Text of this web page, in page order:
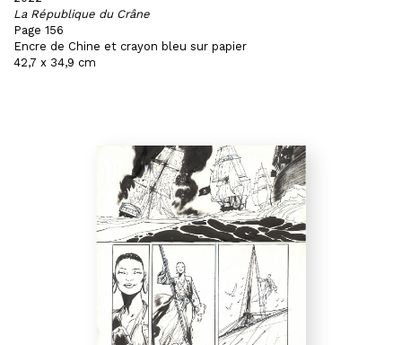
La République du Crâne
Page 156
Encre de Chine et crayon bleu sur papier
42,7 x 34,9 cm